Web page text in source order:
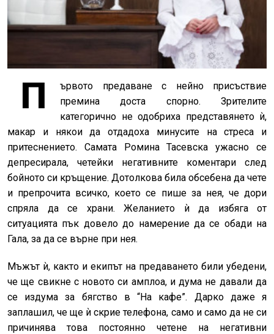
П
ървото предаване с нейно присъствие
премина доста спорно. Зрителите
категорично не одобриха представянето ѝ,
макар и някои да отдадоха минусите на стреса и
притеснението. Самата Ромина Тасевска ужасно се
депресирала, четейки негативните коментари след
бойното си кръщение. Дотолкова била обсебена да чете
и препрочита всичко, което се пише за нея, че дори
спряла да се храни. Желанието ѝ да избяга от
ситуацията пък довело до намерение да се обади на
Гала, за да се върне при нея.
Мъжът ѝ, както и екипът на предаването били убедени,
че ще свикне с новото си амплоа, и дума не давали да
се издума за бягство в “На кафе”. Дарко даже я
заплашил, че ще ѝ скрие телефона, само и само да не си
причинява това постоянно четене на негативни